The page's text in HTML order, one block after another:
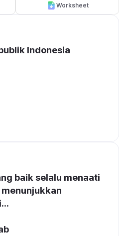
Worksheet
Indonesia
baik selalu menaati